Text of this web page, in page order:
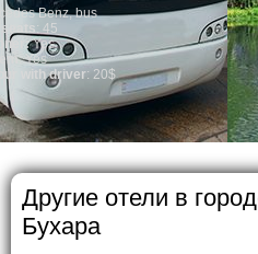
Другие отели в
Бухара